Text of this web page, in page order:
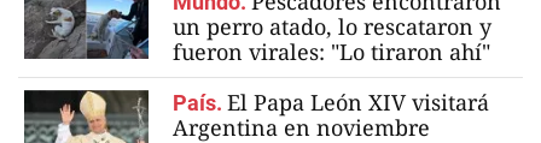
un perro atado, lo rescataron y
fueron virales: "Lo tiraron ahí"
País. El Papa León XIV visitará
Argentina en noviembre